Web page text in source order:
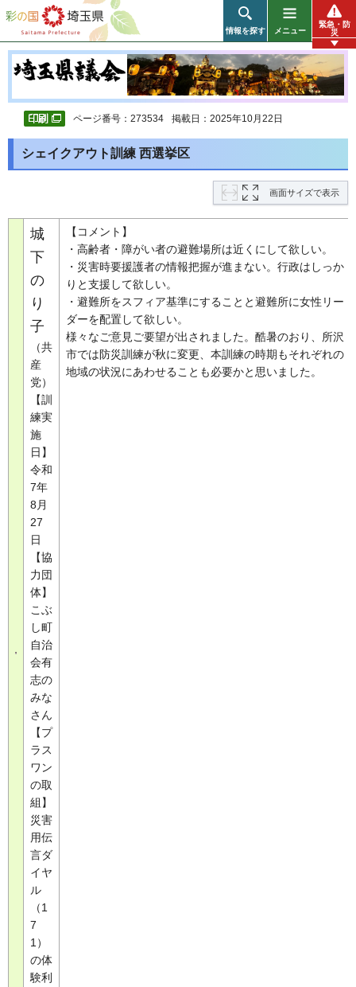
彩の国 埼玉県
情報を探す メニュー
緊急・防
災
ページ番号：273534 掲載日：2025年10月22日
シェイクアウト訓練 西選挙区
画面サイズで表示
城
下
の
り
子
（共
産
党）
【訓
練実
施
日】
令和
7年
8月
27
日
【協
力団
体】
こぶ
し町
自治
会有
志の
みな
さん
【プ
ラス
ワン
の取
組】
災害
用伝
言ダ
イヤ
ル
（1
7
1）
の体
験利
【コメント】
・高齢者・障がい者の避難場所は近くにして欲しい。
・災害時要援護者の情報把握が進まない。行政はしっか
りと支援して欲しい。
・避難所をスフィア基準にすることと避難所に女性リー
ダーを配置して欲しい。
様々なご意見ご要望が出されました。酷暑のおり、所沢
市では防災訓練が秋に変更、本訓練の時期もそれぞれの
地域の状況にあわせることも必要かと思いました。